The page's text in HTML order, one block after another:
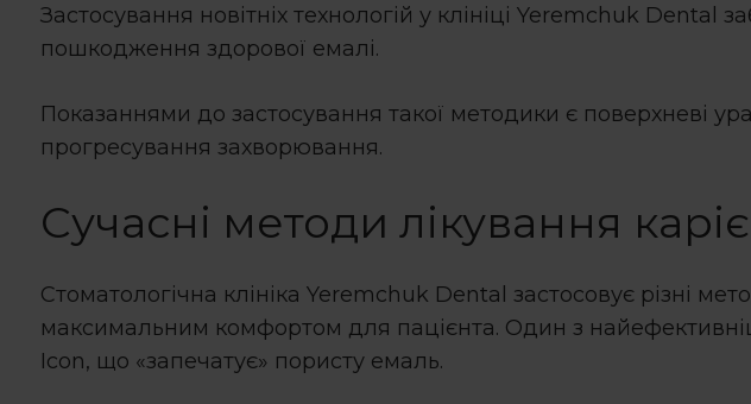
Застосування новітніх технологій у клініці Yeremchuk Dental
пошкодження здорової емалі.
Показаннями до застосування такої методики є поверхневі
прогресування захворювання.
Сучасні методи лікування
Стоматологічна клініка Yeremchuk Dental застосовує різні
максимальним комфортом для пацієнта. Один з
Icon, що «запечатує» пористу емаль.